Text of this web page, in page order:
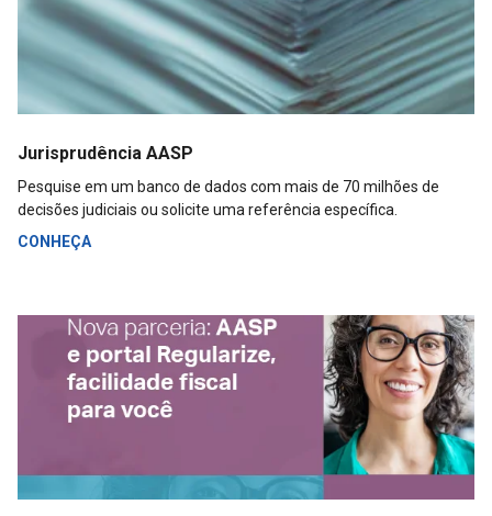
Jurisprudência AASP
Pesquise em um banco de dados com mais de 70 milhões de
decisões judiciais ou solicite uma referência específica.
CONHEÇA